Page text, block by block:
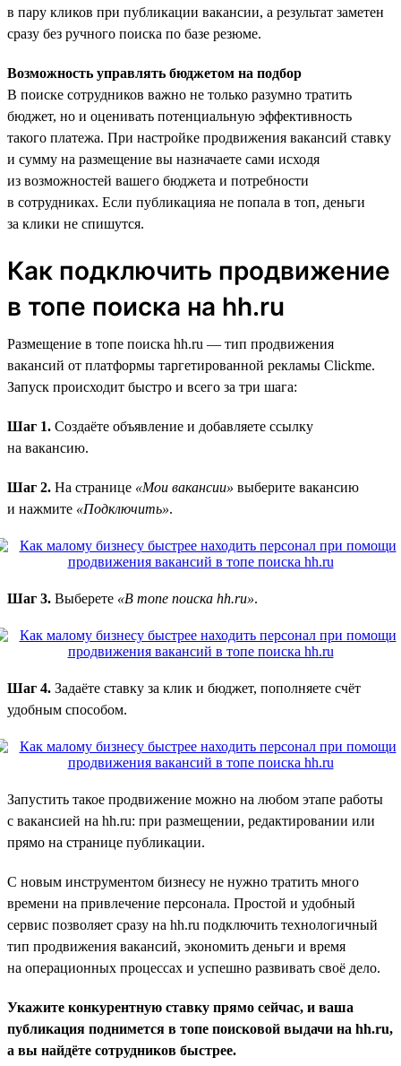
в пару кликов при публикации вакансии, а результат заметен
сразу без ручного поиска по базе резюме.
Возможность управлять бюджетом на подбор
В поиске сотрудников важно не только разумно тратить
бюджет, но и оценивать потенциальную эффективность
такого платежа. При настройке продвижения вакансий ставку
и сумму на размещение вы назначаете сами исходя
из возможностей вашего бюджета и потребности
в сотрудниках. Если публикацияа не попала в топ, деньги
за клики не спишутся.
Как подключить продвижение
в топе поиска на hh.ru
Размещение в топе поиска hh.ru — тип продвижения
вакансий от платформы таргетированной рекламы Clickme.
Запуск происходит быстро и всего за три шага:
Шаг 1. Создаёте объявление и добавляете ссылку
на вакансию.
Шаг 2. На странице «Мои вакансии» выберите вакансию
и нажмите «Подключить».
Шаг 3. Выберете «В топе поиска hh.ru».
Шаг 4. Задаёте ставку за клик и бюджет, пополняете счёт
удобным способом.
Запустить такое продвижение можно на любом этапе работы
с вакансией на hh.ru: при размещении, редактировании или
прямо на странице публикации.
С новым инструментом бизнесу не нужно тратить много
времени на привлечение персонала. Простой и удобный
сервис позволяет сразу на hh.ru подключить технологичный
тип продвижения вакансий, экономить деньги и время
на операционных процессах и успешно развивать своё дело.
Укажите конкурентную ставку прямо сейчас, и ваша
публикация поднимется в топе поисковой выдачи на hh.ru,
а вы найдёте сотрудников быстрее.